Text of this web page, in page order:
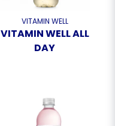
VITAMIN WELL
VITAMIN WELL ALL
DAY